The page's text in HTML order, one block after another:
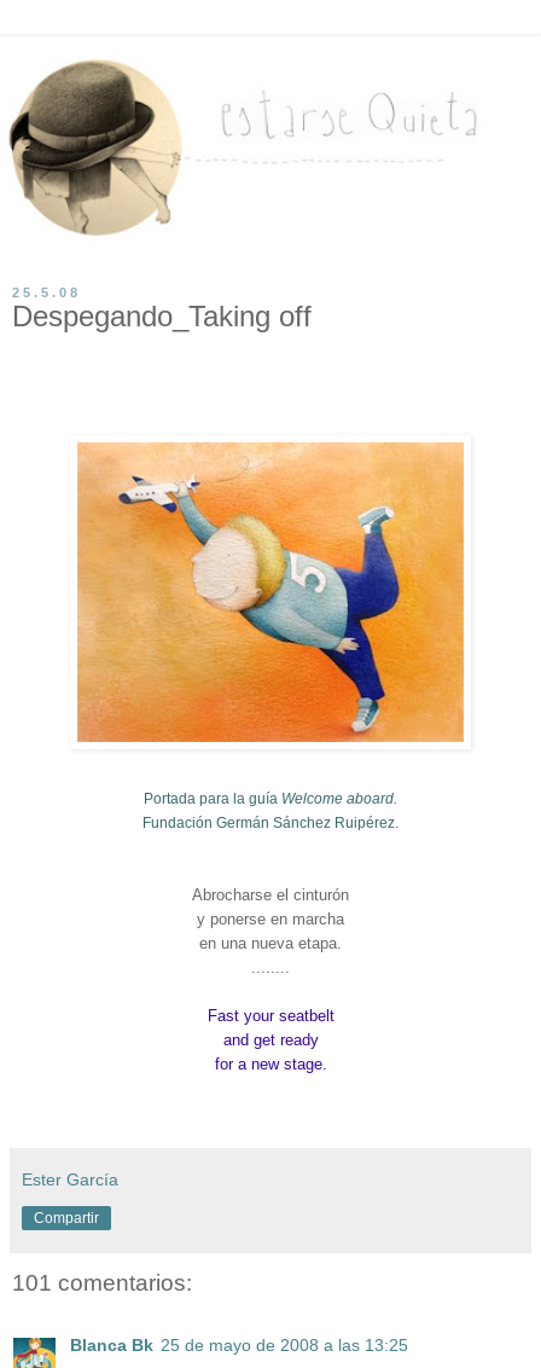
25.5.08
Despegando_Taking off
Portada para la guía Welcome aboard.
Fundación Germán Sánchez Ruipérez.
Abrocharse el cinturón
y ponerse en marcha
en una nueva etapa.
Fast your seatbelt
and get ready
for a new stage.
Ester García
Compartir
101 comentarios:
Blanca Bk 25 de mayo de 2008 a las 13:25